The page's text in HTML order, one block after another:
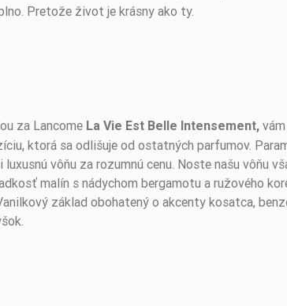
Pretože život je krásny ako ty.
za Lancome La Vie Est Belle Intensement,
ktorá sa odlišuje od ostatných parfumov.
vôňu za rozumnú cenu. Noste našu vôňu
malín s nádychom bergamotu a ružového
základ obohatený o akcenty kosatca,